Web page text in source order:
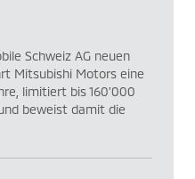
Schweiz AG neuen
Mitsubishi Motors eine
limitiert bis 160’000
beweist damit die